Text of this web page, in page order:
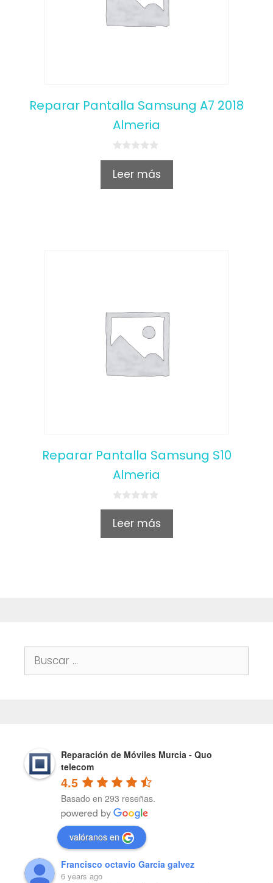
Reparar Pantalla Samsung A7 2018
Almeria
0
u
Leer más
Reparar Pantalla Samsung S10
Almeria
0
u
Leer más
Buscar:
Reparación de Móviles Murcia - Quo
telecom
4.5
Basado en 293 reseñas.
valóranos en
Francisco octavio Garcia galvez
6 years ago